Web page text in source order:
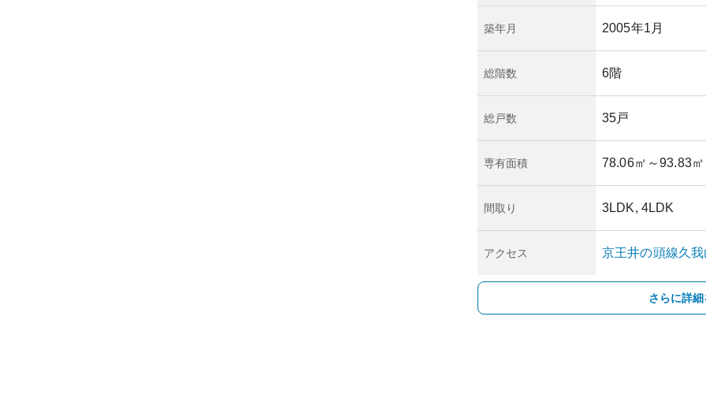
築年月 2005年1月
総階数 6階
総戸数 35戸
専有面積 78.06㎡ ～93.83㎡
間取り 3LDK, 4LDK
アクセス 京王井の頭線久
さらに詳